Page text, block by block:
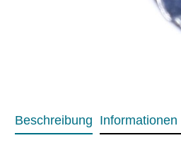
Beschreibung